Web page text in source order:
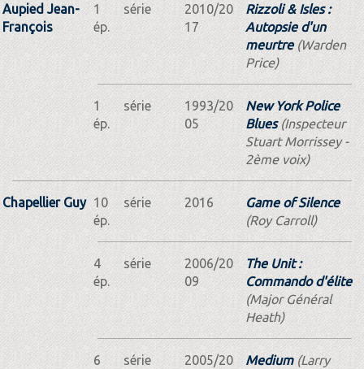
Aupied Jean-
François
1
ép.
série
2010/20
17
Rizzoli & Isles :
Autopsie d'un
meurtre(Warden
Price)
1
ép.
série
1993/20
05
New York Police
Blues(Inspecteur
Stuart Morrissey -
2ème voix)
Chapellier Guy 10
ép.
série 2016
Game of Silence
(Roy Carroll)
4
ép.
série
2006/20
09
The Unit :
Commando d'élite
(Major Général
Heath)
6
série
2005/20
Medium(Larry